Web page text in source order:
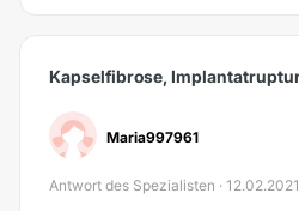
Kapselfibrose,
Maria997961
Antwort des Spezialisten · 12.02.2021